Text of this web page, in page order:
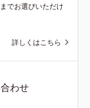
でお選びいただけ
詳しくはこちら
わせ